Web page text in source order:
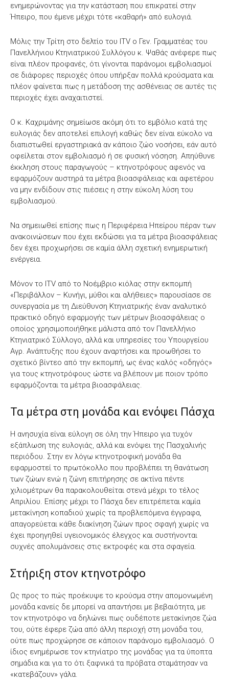
ενημερώνοντας για την κατάσταση που επικρατεί στην
Ήπειρο, που έμενε μέχρι τότε «καθαρή» από ευλογιά.
Μόλις την Τρίτη στο δελτίο του ITV ο Γεν. Γραμματέας του
Πανελλήνιου Κτηνιατρικού Συλλόγου κ. Ψαθάς ανέφερε πως
είναι πλέον προφανές, ότι γίνονται παράνομοι εμβολιασμοί
σε διάφορες περιοχές όπου υπήρξαν πολλά κρούσματα και
πλέον φαίνεται πως η μετάδοση της ασθένειας σε αυτές τις
περιοχές έχει αναχαιτιστεί.
Ο κ. Καχριμάνης σημείωσε ακόμη ότι το εμβόλιο κατά της
ευλογιάς δεν αποτελεί επιλογή καθώς δεν είναι εύκολο να
διαπιστωθεί εργαστηριακά αν κάποιο ζώο νοσήσει, εάν αυτό
οφείλεται στον εμβολιασμό ή σε φυσική νόσηση. Απηύθυνε
έκκληση στους παραγωγούς – κτηνοτρόφους αφενός να
εφαρμόζουν αυστηρά τα μέτρα βιοασφάλειας και αφετέρου
να μην ενδίδουν στις πιέσεις η στην εύκολη λύση του
εμβολιασμού.
Να σημειωθεί επίσης πως η Περιφέρεια Ηπείρου πέραν των
ανακοινώσεων που έχει εκδώσει για τα μέτρα βιοασφάλειας
δεν έχει προχωρήσει σε καμία άλλη σχετική ενημερωτική
ενέργεια.
Μόνον το ITV από το Νοέμβριο κιόλας στην εκπομπή
«Περιβάλλον – Κυνήγι, μύθοι και αλήθειες» παρουσίασε σε
συνεργασία με τη Διεύθυνση Κτηνιατρικής έναν αναλυτικό
πρακτικό οδηγό εφαρμογής των μέτρων βιοασφάλειας ο
οποίος χρησιμοποιήθηκε μάλιστα από τον Πανελλήνιο
Κτηνιατρικό Σύλλογο, αλλά και υπηρεσίες του Υπουργείου
Αγρ. Ανάπτυξης που έχουν αναρτήσει και προωθήσει το
σχετικό βίντεο από την εκπομπή, ως ένας καλός «οδηγός»
για τους κτηνοτρόφους ώστε να βλέπουν με ποιον τρόπο
εφαρμόζονται τα μέτρα βιοασφάλειας.
Τα μέτρα στη μονάδα και ενόψει Πάσχα
Η ανησυχία είναι εύλογη σε όλη την Ήπειρο για τυχόν
εξάπλωση της ευλογιάς, αλλά και ενόψει της Πασχαλινής
περιόδου. Στην εν λόγω κτηνοτροφική μονάδα θα
εφαρμοστεί το πρωτόκολλο που προβλέπει τη θανάτωση
των ζώων ενώ η ζώνη επιτήρησης σε ακτίνα πέντε
χιλιομέτρων θα παρακολουθείται στενά μέχρι το τέλος
Απριλίου. Επίσης μέχρι το Πάσχα δεν επιτρέπεται καμία
μετακίνηση κοπαδιού χωρίς τα προβλεπόμενα έγγραφα,
απαγορεύεται κάθε διακίνηση ζώων προς σφαγή χωρίς να
έχει προηγηθεί υγειονομικός έλεγχος και συστήνονται
συχνές απολυμάνσεις στις εκτροφές και στα σφαγεία.
Στήριξη στον κτηνοτρόφο
Ως προς το πώς προέκυψε το κρούσμα στην απομονωμένη
μονάδα κανείς δε μπορεί να απαντήσει με βεβαιότητα, με
τον κτηνοτρόφο να δηλώνει πως ουδέποτε μετακίνησε ζώα
του, ούτε έφερε ζώα από άλλη περιοχή στη μονάδα του,
ούτε πως προχώρησε σε κάποιον παράνομο εμβολιασμό. Ο
ίδιος ενημέρωσε τον κτηνίατρο της μονάδας για τα ύποπτα
σημάδια και για το ότι ξαφνικά τα πρόβατα σταμάτησαν να
«κατεβάζουν» γάλα.